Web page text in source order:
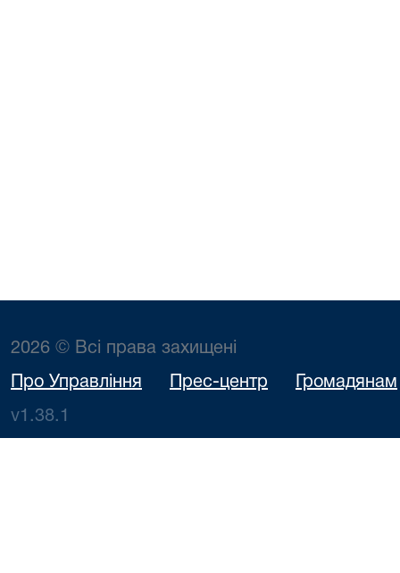
2026 © Всі права захищені
Про Управління Прес-центр Громадянам
v1.38.1